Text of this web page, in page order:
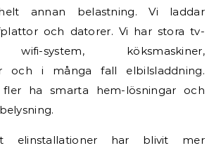
annan belastning. Vi laddar
och datorer. Vi har stora tv-
system, köksmaskiner,
och i många fall elbilsladdning.
ha smarta hem-lösningar och
har blivit mer